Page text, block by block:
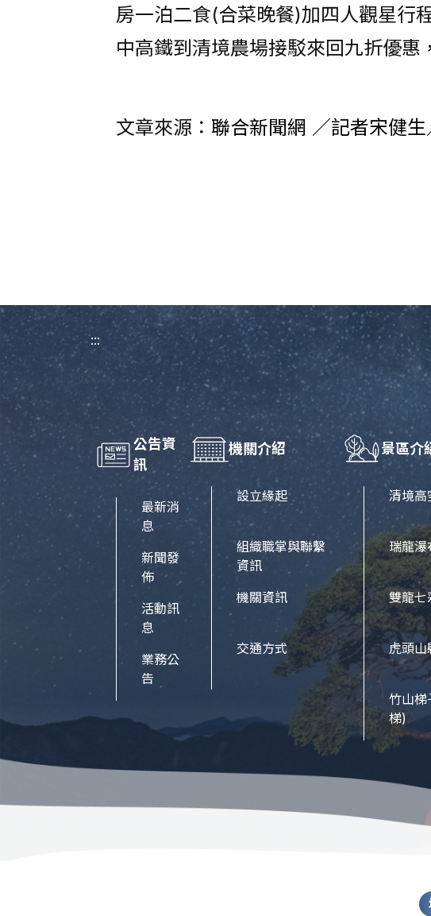
房一泊二食(合菜晚餐)加四人觀星行
中高鐵到清境農場接駁來回九折優惠
文章來源： 聯合新聞網 ／記者宋健
:::
公告資
訊
最新消
息
新聞發
佈
活動訊
息
業務公
告
機關介紹
設立緣起
組織職掌與聯繫
資訊
機關資訊
交通方式
景區介
清境高
瑞龍瀑
雙龍七
虎頭山
竹山梯
梯)